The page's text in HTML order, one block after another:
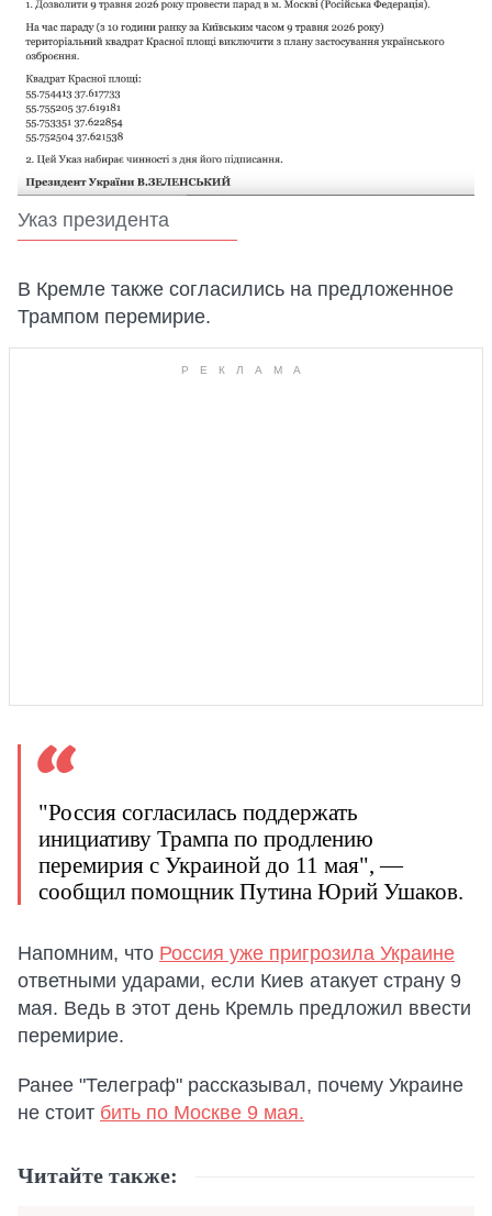
Указ президента
В Кремле также согласились на предложенное
Трампом перемирие.
"Россия согласилась поддержать
инициативу Трампа по продлению
перемирия с Украиной до 11 мая", —
сообщил помощник Путина Юрий Ушаков.
Напомним, что Россия уже пригрозила Украине
ответными ударами, если Киев атакует страну 9
мая. Ведь в этот день Кремль предложил ввести
перемирие.
Ранее "Телеграф" рассказывал, почему Украине
не стоит бить по Москве 9 мая.
Читайте также: